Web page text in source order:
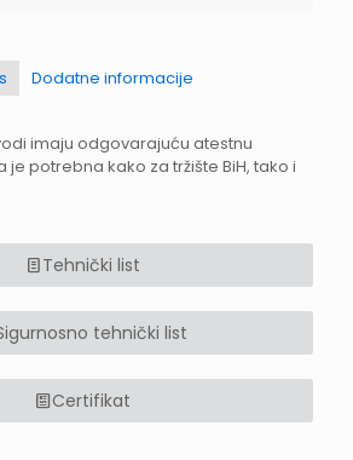
Dodatne informacije
imaju odgovarajuću atestnu
potrebna kako za tržište BiH, tako i
Tehnički list
tehnički list
Certifikat